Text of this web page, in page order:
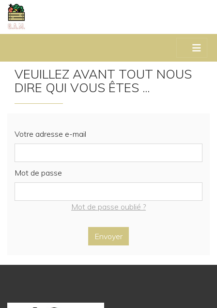
VEUILLEZ AVANT TOUT NOUS
DIRE QUI VOUS ÊTES ...
Votre adresse e-mail
Mot de passe
Mot de passe oublié ?
Envoyer